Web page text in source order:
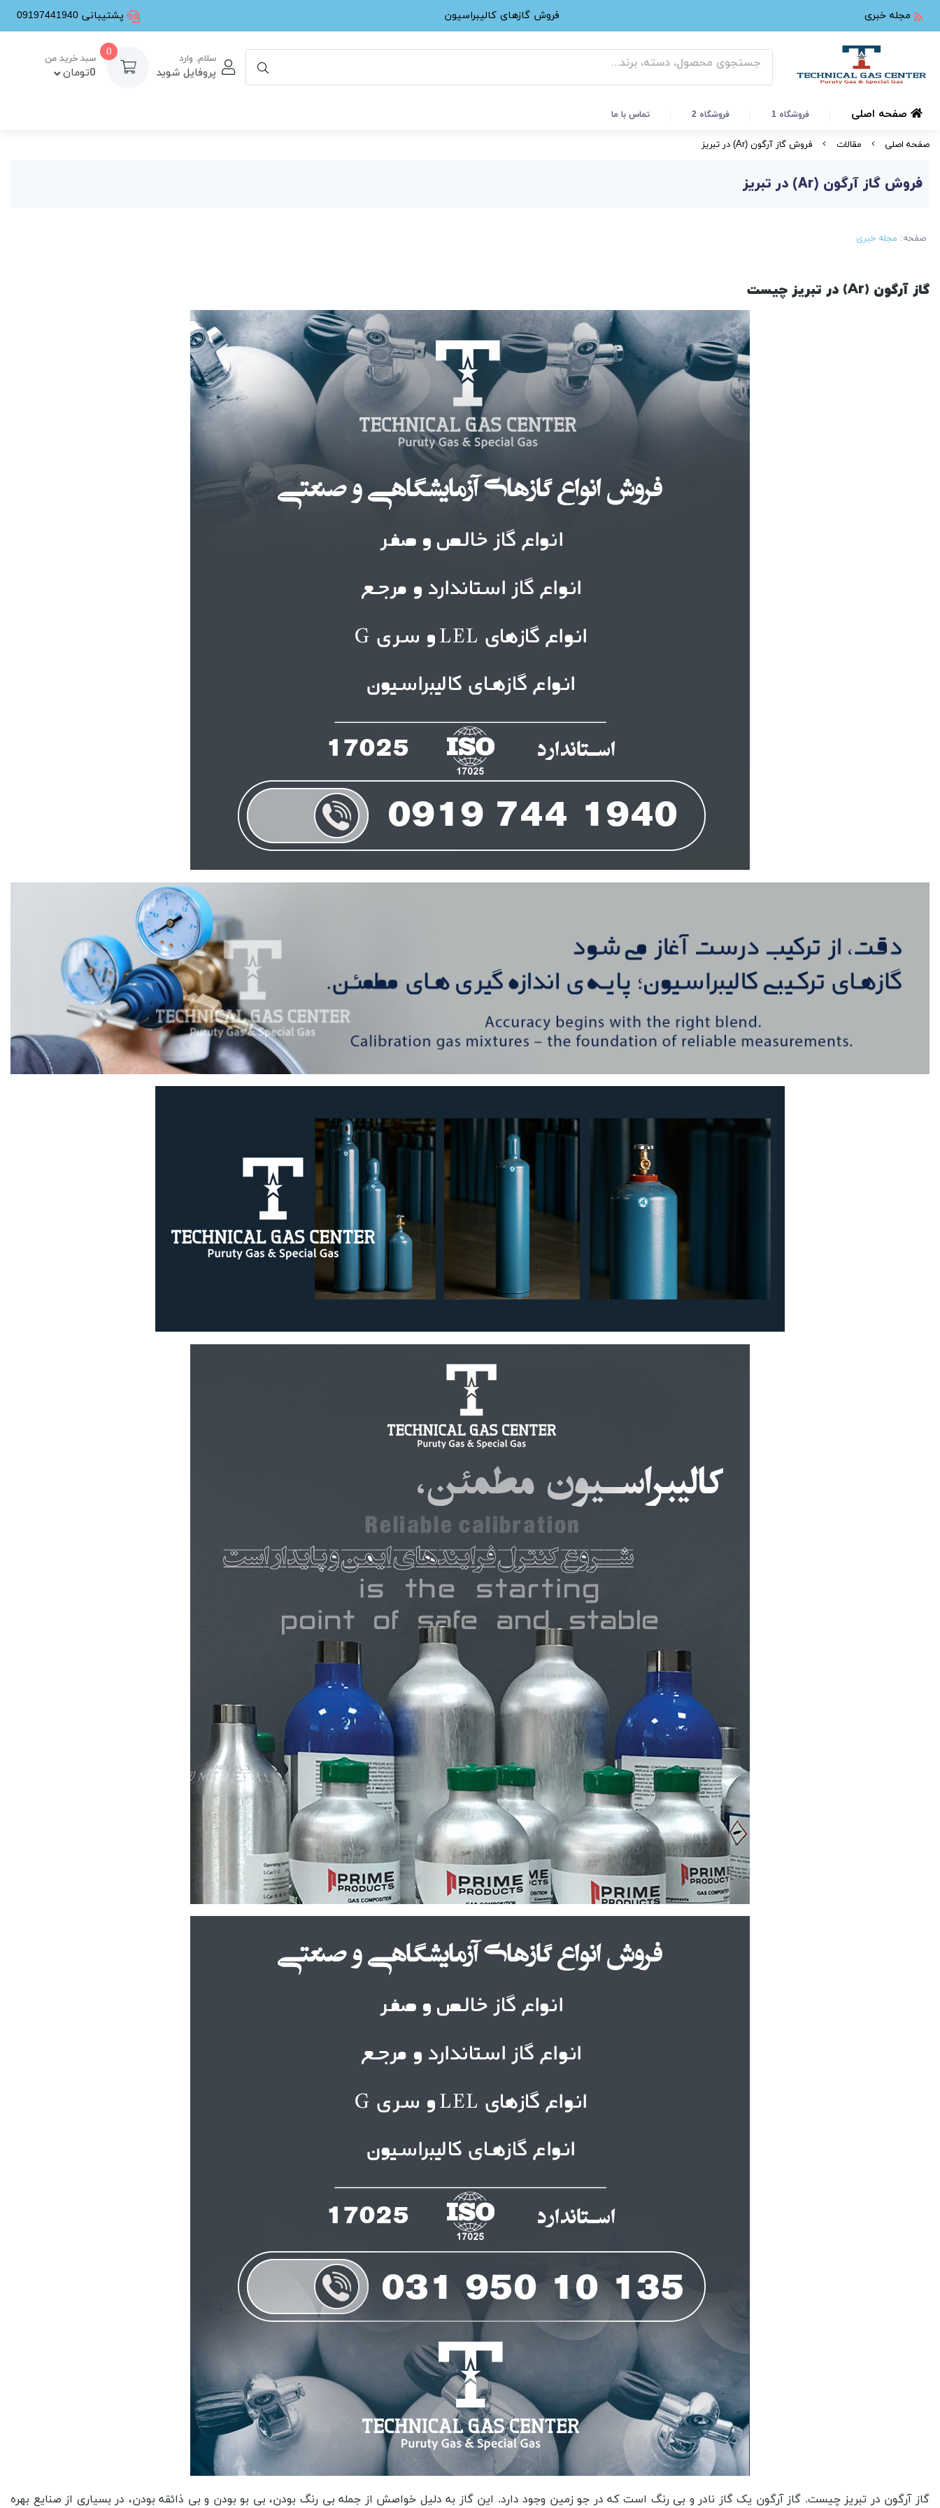
مجله خبری فروش گازهای کالیبراسیون پشتیبانی 09197441940
سلام. وارد
پروفایل شوید
0
سبد خرید من
0تومان
صفحه اصلی فروشگاه 1 فروشگاه 2 تماس با ما
صفحه اصلی مقالات فروش گاز آرگون (Ar) در تبریز
فروش گاز آرگون (Ar) در تبریز
صفحه: مجله خبری
گاز آرگون (Ar) در تبریز چیست
گاز آرگون در تبریز چیست. گاز آرگون یک گاز نادر و بی رنگ است که در جو زمین وجود دارد. این گاز به دلیل خواصش از جمله بی رنگ بودن، بی بو بودن و بی ذائقه بودن، در بسیاری از صنایع بهره گیری می شود. گاز آرگون به عنوان یک گاز پرکاربرد در فرآیند های جوشکاری، برش و پرکندگی فلزات، در صنایع الکترونیکی، در تولید لیزرها و در پرکندگی نمونه های علمی مورد بهره گیری قرار می گیرد. همچنین این گاز به عنوان یک گاز حفاظتی در بسته بندی مواد غذایی و دارویی نیز مورد بهره گیری قرار می گیرد. این نمونه از انواع گازها از لحاظ کاربرد خواهد توانست در سطوح گوناگونی به ما کمک کند و به همین دلیل است که در دسته گازهای با اهمیت قرار دارد که خواهد توانست در کاربردهای گوناگون مورد بهره گیری قرار گیرد. حال که داریم در مورد کاربردهای فراوانی که در خواص گاز آرگون در تبریز وجود دارد صحبت خواهیم کرد بهتر است که در همین ابتدا به شما بگوییم که موارد مصرف گاز آرگون در تبریز کدامند. گاز آرگون به عنوان یک گاز حفاظتی و نگهدارنده در فرآیند های جوشکاری و برش فلزات بهره گیری می شود. پزشکی، گاز آرگون به عنوان یک گاز نگهدارنده در روش های جراحی و تزریق داروها به بیماران بهره گیری می شود. الکترونیک، گاز آرگون به عنوان یک محیط محافظتی و عایق در فرآیند های تولید مدارهای الکترونیکی و نیمه هادی ها بهره گیری می شود. پراکندگی نور، گاز آرگون به عنوان یک محیط پراکندگی نور در لیزرها و انواع دستگاه های پراکندگی نور بهره گیری می شود. پراکندگی گرما، گاز آرگون به عنوان یک ماده خنک کننده در فرآیند های پراکندگی گرما و سرمایش بهره گیری می شود. صنایع خوردگی، گاز آرگون به عنوان یک محافظ در برابر خوردگی و اکسیداسیون فلزات بهره گیری می شود. تولید سیلیکون، گاز آرگون به عنوان یک ماده خنک کننده و حفاظتی در فرآیند تولید سیلیکون بهره گیری می شود. تحقیقات علمی، گاز آرگون به عنوان یک محیط حفاظتی و تزریق گاز در دستگاه های تحقیقاتی و آزمایشگاهی بهره گیری می شود. تحقیقات در مورد گاز آرگون خواهد توانست تأثیر مثبت زیادی بر روی خرید بهتر داشته باشد. گاز آرگون یکی از گازهای نجیب و با اثرات بسیار مثبت بر روی خصوصیات فیزیکی است. تحقیقات در مورد این گاز خواهد توانست به توسعه و بهبود فناوری های گوناگون کمک کند و در نتیجه محصولات و خدماتی با کیفیت بهتری را برای مصرف کنندگان فراهم کند. همچنین، تحقیقات در مورد گاز آرگون خواهد توانست به کاهش هزینه ها و افزایش بهره وری در صنایع گوناگون کمک کند. این موضوع خواهد توانست تأثیر مستقیمی بر روی قیمت محصولات و خدمات داشته باشد و موجب افزایش تقاضا و خرید بهتر این محصولات شود. علاوه بر این، تحقیقات در مورد گاز آرگون خواهد توانست به بهبود محیط زیست کمک کند. با بهره گیری بهینه از این گاز، می توان انرژی و منابع طبیعی را صرفه جویی کرد و از تولید دی اکسید کربن و سایر آلاینده ها کاست. به طور کلی، تحقیقات در مورد گاز آرگون خواهد توانست به بهبود کیفیت محصولات و خدمات، کاهش هزینه ها، حفظ محیط زیست و افزایش تقاضا و خرید بهتر کمک کند. کاربرد این گاز در صنایع غذایی چیست. گاز آرگون یکی از گازهای صنعتی است که در صنایع غذایی نیز مورد بهره گیری قرار می گیرد. موارد مصرف گاز آرگون در صنایع غذایی را بیان خواهیم کرد. بسته بندی مواد غذایی، گاز آرگون به عنوان یک گاز حفاظتی بهره گیری می شود تا از فرسایش و فساد مواد غذایی در طول زمان جلوگیری کند. این گاز به صورت مایع در بسته بندی مواد غذایی مانند گوشت، ماهی، میوه و سبزیجات بهره گیری می شود تا از تماس مواد غذایی با اکسیژن جلوگیری کند. تولید نان و محصولات پخته، در تولید نان و محصولات پخته مانند پیتزا و نانوایی ها، گاز آرگون به عنوان یک گاز ایزوله کننده بهره گیری می شود تا از تماس مواد غذایی با هوا و رطوبت جلوگیری کند و از افت کیفیت محصولات جلوگیری کند. تولید نوشیدنی ها، در تولید نوشیدنی ها مانند آب معدنی و نوشابه، گاز آرگون برای ایجاد فشار در بسته بندی و همچنین به عنوان یک گاز ایزوله کننده بهره گیری می شود تا از اکسیداسیون و تغییر طعم و بوی نوشیدنی ها جلوگیری کند. تولید یخ و منجمد کردن مواد غذایی، گاز آرگون برای منجمد کردن مواد غذایی مانند گوشت، ماهی، میوه و سبزیجات بهره گیری می شود. این گاز به عنوان یک گاز خنک کننده در فرآیند منجمد کردن مورد بهره گیری قرار می گیرد. به طور کلی، گاز آرگون در صنایع غذایی به عنوان یک گاز حفاظتی، ایزوله کننده و خنک کننده مورد بهره گیری قرار می گیرد تا از فرسایش، فساد و افت کیفیت مواد غذایی جلوگیری کند و عمر مفید آن ها را افزایش دهد. این ها بخشی از مواردی بودند که می توان از مشخصات گاز آرگون در تبریز در آن ها برخوردار شد. پس توصیه خواهیم کرد که زمانی که قصد دارید برای خرید گاز آرگون در تبریز اقدام کنید حتما به دنبال نمونه های با کیفیت ان ها بروید که در کپسول گاز آرگون در تبریز مرغوب به شما عزضه می شوند. زیرا این دو موضوع در کنار یکدیگر هستند که به شما کمک خواهند کرد تا به نتیجه ای دلخواه در زمینه بهره گیری از آن ها دست پیدا کنید. به عنوان نمونه تصور کنید که گاز آرگون در تبریز را خریداری کرده اید و شرکت مورد نظر این محصول را در سیلندر گاز آرگون در تبریز بی کیفیت برای شما ارسال کرده باشد. در این صورت احتمالا هم دچار هدر رفت این گاز خواهد شد و هم اینکه این احتمال دارد که حوادثی جبران ناپذیر را به دلیل نبود کیفییت مناسب برای کاربر به وجود آورد. یا بر عکس این قضیه نیز صادق است که گاز ar در تبریز را ار نوع بی کیفیت آن خریداری کرده باشید. در این صورت اگر آن ها را در بهترین کپسول موجود نیز برای شما ارسال کرده باشند این امک ان وجود ندارد که نتیجه ای مناسب را در به کارگیری آن ها به دست آورید و مسلما با چالش هایی روبه رو می شود که در فعالیت شما خدشه وارد خواهد کرد. برای جلوگیری از این موارد می بایست به سراغ مرکز فروش گاز آرگون تبریز معتبری بروید که در آنجا همه چیز سر جای خود است و خواهید توانست با اطمینان کامل از آن ها برای تهیه انواع این گازها مانند گاز آرگون آزمایشگاهی در تبریز، گاز آرگون صنعتی در تبریز و یا مخلوط گازی آرگون در تبریز اقدام نمایید و بهترین کیفیت را در آن ها پیدا کنید. از دیگر مواردی که می توان در یک خرید مطلوب به آن اشاره کرد این است که بتوانید مناسب ترین قیمت گاز آرگون در تبریز را نیز پیدا کنید و با اینکار در هزینه های اولیه خود صرفه جویی های لازم را به عمل آورید و از پرداخت مبالغ سنگین و بدون توجیه خودداری نمایید. با توجه به همه این موارد که ذکر شد بهتر است که برای رسیدن به پاسخ این پرسش که گاز آرگون در تبریز از کجا بخریم سری به شرکت تکنیکال گاز سنتر بزنید تا بدانید که خدمات ما چه تفاوتی با دیگر فعالان این حوزه دارد که خواهید توانست به آسانی با ما همکاری کنید و بهترین خرید ممکن را برای خود به ارمغان آورید. اما در اینجا در مورد خدمات شرکت تکنیکال گاز سنتر در فروش گاز آرگون در تبریز با شما مواردی را در میان می گذاریم. شرکت تکنیکال گاز سنتر یکی از تامین کنندگان گاز آرگون در ایران است و خدمات متنوعی را برای مشتریان خود ارائه می دهد. این شرکت تخصصی از جمله خدماتی که ارائه می دهد می توان به موارد زیر اشاره کرد. فروش گاز آرگون، شرکت تکنیکال گاز سنتر گاز آرگون با کیفیت بالا و قیمت مناسب را به مشتریان خود ارائه می دهد. این گاز برای برش و جوشکاری فلزات، پرینترهای سه بعدی، تولید فلزات نجیب و نگارش عملیاتی بهره گیری می شود. خدمات پس از فروش، شرکت تکنیکال گاز سنتر خدمات پس از فروش حرفه ای را برای مشتریان خود ارائه می دهد. این شامل تحویل به موقع گاز، خدمات فنی و مشاوره های فنی مرتبط با بهره گیری از گاز آرگون می شود. ارائه مشاوره های فنی، شرکت تکنیکال گاز سنتر تیمی از متخصصان فنی دارد که مشتریان را در انتخاب و بهره گیری بهینه از گاز آرگون و همچنین در اجرای صحیح و ایمن فرآیند های مرتبط با آن را انجام دهید. اما در مورد کاربرد این گاز در زمینه صنایع پزشکی صحبت خواهیم کرد. گاز آرگون یکی از گازهای صنعتی است که در صنایع دارویی مورد بهره گیری قرار می گیرد. بسته بندی، گاز آرگون به عنوان یک گاز محافظ در بسته بندی محصولات دارویی بهره گیری می شود. این گاز به عنوان یک محافظ از اکسیداسیون و تخریب محصولات دارویی جلوگیری خواهد کرد و از افزایش عمر مفید محصولات دارویی در طول زمان جلوگیری خواهد کرد. تولید دارو، گاز آرگون در فرآیند های تولید داروها مورد بهره گیری قرار می گیرد. این گاز به عنوان یک محیط غیر فعال در فرآیند های تولید داروها و مواد شیمیایی بهره گیری می شود. تحقیقات و توسعه، گاز آرگون در آزمایشگاه های تحقیقاتی و توسعه دارویی مورد بهره گیری قرار می گیرد. این گاز به عنوان یک محیط غیر فعال در فرآیند های آزمایشی و تحقیقاتی مورد بهره گیری قرار می گیرد. به طور کلی، گاز آرگون به عنوان یک محیط غیر فعال و محافظ در صنایع دارویی مورد بهره گیری قرار می گیرد و نقش مهمی در حفظ کیفیت و ایمنی محصولات دارویی دارد. ویژگی های گاز آرگون در تبریز خواهد توانست در کاربردهای گوناگون به شما کمک کند تا بهترین نتیجه ممکن را در موارد گوناگون به دست آورید. البته این موضوع را بدانید که کاربردهای هرکدام با دیگری تفاوت دارند و می بایست از هرکدام از آن ها با توجه به مشخصاتی که وجود دارد در مصارف مربوطه بهره گیری نمایید. اما در اینجا از تفاوت های گاز آرگون خالص در تبریز و گاز آرگون ترکیبی در تبریز با شما صحبت خواهیم کرد تا کاربردهای آن ها مطلع شوید. گاز آرگون خالص یک گاز ناخالص نیتروژن، هلیم و دیگر گازهای رویتی را ندارد و تماما از آرگون تشکیل شده است. این گاز به عنوان یک گاز ناخالص برای حفاظت از فلزات در فرآیند های جوشکاری و برش بهره گیری می شود. از سوی دیگر، گاز آرگون ترکیبی یک مخلوط از آرگون و دیگر گازها مانند دی اکسید کربن، هلیم یا نیتروژن است. این ترکیبات ممکن است برای کاربردهای خاصی مانند جوشکاری تیگ و میگ، برش پلاسما و یا کاهش حرارتی بهره گیری شوند. نتیجه اینکه، تفاوت اصلی بین گاز آرگون خالص و گاز آرگون ترکیبی در محتوای دیگر گازها ست که در ترکیبی حضور دارند. هر کدام از این ترکیبات برای کاربردهای خاصی مناسب هستند و می بایست با توجه به نیاز و مورد بهره گیری انتخاب شوند. اما شباهت های این گازها چگونه است. گاز آرگون خالص و گاز آرگون ترکیبی هر دو از عناصر گروه هلیوم در جدول تناوبی هستند و از نظر ساختار اتمی و خواص فیزیکی شبیه به یکدیگر هستند. هر دو گاز آرگون خالص و گاز آرگون ترکیبی دارای خواصی مانند بی رنگ بودن، بی بو بودن و بی طعم بودن هستند. همچنین هر دوی این گازها دارای نقطه جوش و نقطه ذوب بسیار پایینی هستند و در شرایط استاندارد به صورت گازی وجود دارند. با این حال، تفاوت اصلی بین گاز آرگون خالص و گاز آرگون ترکیبی در ترکیب شیمیایی آن ها ست. گاز آرگون خالص یک عنصر شیمیایی خالص است و تنها اتم های آرگون را شامل می شود. از سوی دیگر، گاز آرگون ترکیبی شامل ترکیبات دیگری نیز مانند هلیوم و نیتروژن است. نتیجه اینکه، اگرچه این دو گاز از نظر خواص فیزیکی شبیه به یکدیگر هستند، اما از نظر ترکیب شیمیایی و ترکیبات دیگری که در آن ها وجود دارد، تفاوت های مهمی دارند. گاز آرگون در تبریز چه کاربردی دارد را در این مقاله می خواهیم به صورت کامل برای شما تشریح کنیم تا بدانید که خواهید توانست از آن ها چه بهره گیری هایی را داشته باشید و به راحتی برای تهیه و بهره گیری از آن ها تصمیم گیری های مناسب را داشته باشید. گاز آرگون در صنعت در تبریز کاربردهای بسیاری را دارد و نمی توان منکر این قضیه شد و می بایست ساعت ها در مورد این موضوع با شما صحبت کرد. پس هم اکنون برای تهیه انواع این گازها همچون گاز آرگون خلوص بالا در تبریز و یا گاز آرگون میکس در تبریز با ما در شرکت تکنیکال گاز سنتر در تماس ب